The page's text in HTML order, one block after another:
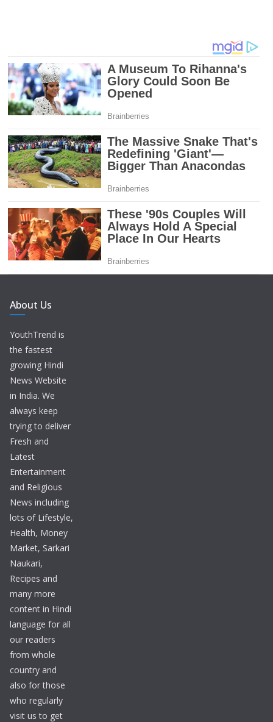
About Us
YouthTrend is
the fastest
growing Hindi
News Website
in India. We
always keep
trying to deliver
Fresh and
Latest
Entertainment
and Religious
News including
lots of Lifestyle,
Health, Money
Market, Sarkari
Naukari,
Recipes and
many more
content in Hindi
language for all
our readers
from whole
country and
also for those
who regularly
visit us to get